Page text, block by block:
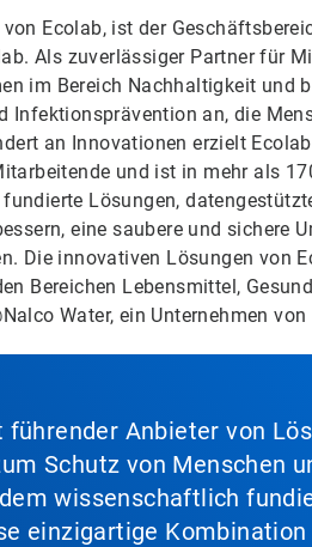
Ecolab, ist der
Als zuverlässiger Partner für
im Bereich Nachhaltigkeit und
Infektionsprävention an, die
an Innovationen erzielt
und ist in mehr als
Lösungen,
eine saubere und sichere
Die innovativen Lösungen von
Bereichen Lebensmittel,
Water, ein Unternehmen von
Anbieter von
Schutz von Menschen
wissenschaftlich
einzigartige